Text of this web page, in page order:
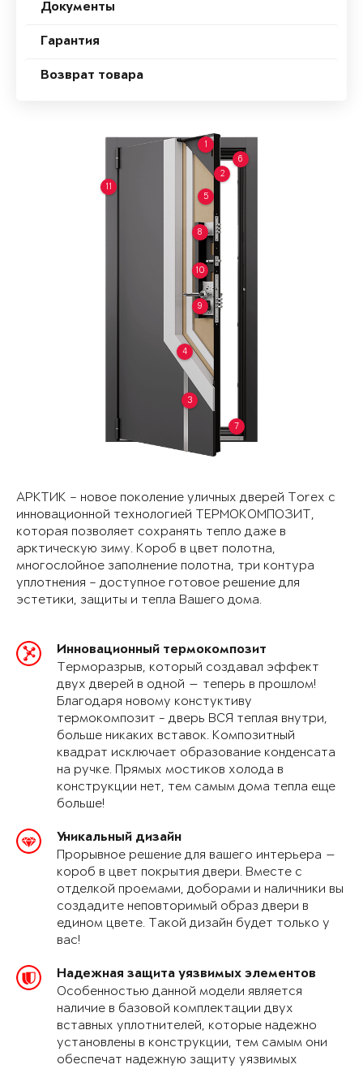
Документы
Гарантия
Возврат товара
1
2
3
4
5
6
7
8
9
10
11
АРКТИК – новое поколение уличных дверей Torex с
инновационной технологией ТЕРМОКОМПОЗИТ,
которая позволяет сохранять тепло даже в
арктическую зиму. Короб в цвет полотна,
многослойное заполнение полотна, три контура
уплотнения – доступное готовое решение для
эстетики, защиты и тепла Вашего дома.
Инновационный термокомпозит
Терморазрыв, который создавал эффект
двух дверей в одной — теперь в прошлом!
Благодаря новому констуктиву
термокомпозит - дверь ВСЯ теплая внутри,
больше никаких вставок. Композитный
квадрат исключает образование конденсата
на ручке. Прямых мостиков холода в
конструкции нет, тем самым дома тепла еще
больше!
Уникальный дизайн
Прорывное решение для вашего интерьера —
короб в цвет покрытия двери. Вместе с
отделкой проемами, доборами и наличники вы
создадите неповторимый образ двери в
едином цвете. Такой дизайн будет только у
вас!
Надежная защита уязвимых элементов
Особенностью данной модели является
наличие в базовой комплектации двух
вставных уплотнителей, которые надежно
установлены в конструкции, тем самым они
обеспечат надежную защиту уязвимых